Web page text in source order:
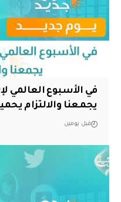
في الأسبوع العالمي
يجمعنا والالتزام
قبل يومين